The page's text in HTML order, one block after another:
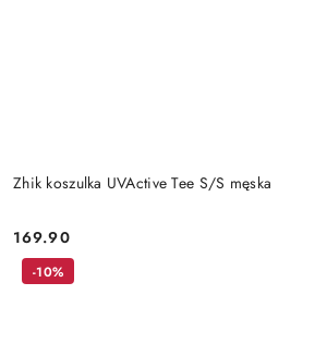
Zhik koszulka UVActive Tee S/S męska
Cena:
169.90
-10%